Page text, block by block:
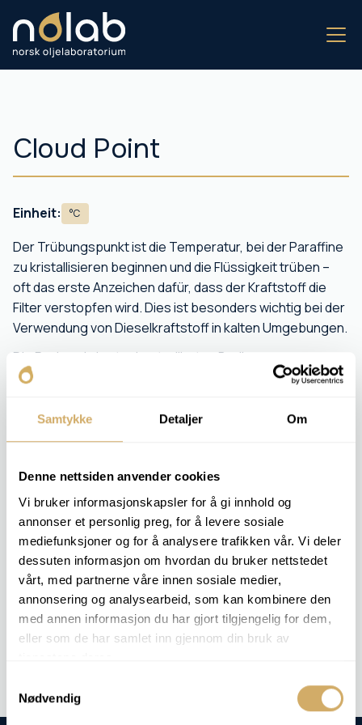
Samtykke Detaljer Om
Denne nettsiden anvender cookies
Vi bruker informasjonskapsler for å gi innhold og
annonser et personlig preg, for å levere sosiale
mediefunksjoner og for å analysere trafikken vår. Vi deler
dessuten informasjon om hvordan du bruker nettstedet
vårt, med partnerne våre innen sosiale medier,
annonsering og analysearbeid, som kan kombinere den
med annen informasjon du har gjort tilgjengelig for dem,
eller som de har samlet inn gjennom din bruk av
Nødvendig
Cloud Point
Einheit: °C
Der Trübungspunkt ist die Temperatur, bei der Paraffine
zu kristallisieren beginnen und die Flüssigkeit trüben –
oft das erste Anzeichen dafür, dass der Kraftstoff die
Filter verstopfen wird. Dies ist besonders wichtig bei der
Verwendung von Dieselkraftstoff in kalten Umgebungen.
Die Probe wird unter kontrollierten Bedingungen
abgekühlt, bis sie trüb wird. Die Temperatur wird als
Das Ergebnis gibt dem Kunden die Möglichkeit, die
Lagertemperatur, den Einsatz von Additiven und die
RELEVANTE ANALYSEPAKETE
Diese Analyse ist in keinem speziellen Analysepaket enthalten -
wir können sie aber auf Anfrage durchführen.
Auftragsanalyse -Cloud Point